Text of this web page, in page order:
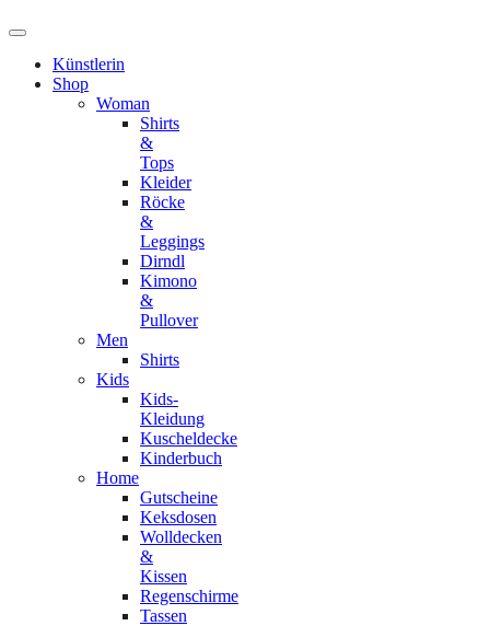
Künstlerin
Shop
Woman
Shirts
&
Tops
Kleider
Röcke
&
Leggings
Dirndl
Kimono
&
Pullover
Men
Shirts
Kids
Kids-
Kleidung
Kuscheldecke
Kinderbuch
Home
Gutscheine
Keksdosen
Wolldecken
&
Kissen
Regenschirme
Tassen